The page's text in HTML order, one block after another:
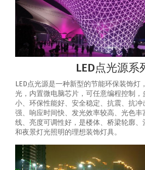
LED点光源系
LED点光源是一种新型的节能环保装饰灯
光，内置微电脑芯片，可任意编程控制，
小、环保性能好、安全稳定、抗震、抗冲
强、响应时间快、发光效率较高、光色
线、亮度可调性好，是楼体、桥梁轮廓
和夜景灯光照明的理想装饰灯具。